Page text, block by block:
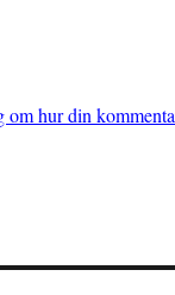
om hur din